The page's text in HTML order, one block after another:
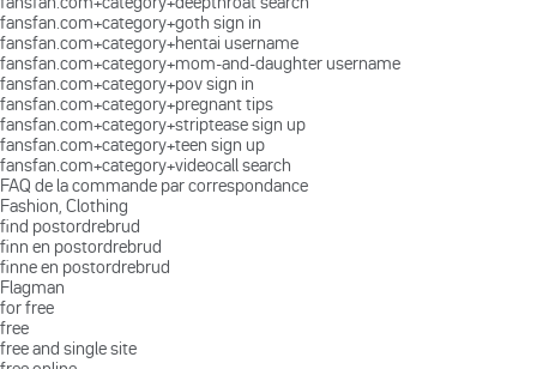
fansfan.com+category+goth sign in
fansfan.com+category+hentai username
fansfan.com+category+mom-and-daughter username
fansfan.com+category+pov sign in
fansfan.com+category+pregnant tips
fansfan.com+category+striptease sign up
fansfan.com+category+teen sign up
fansfan.com+category+videocall search
FAQ de la commande par correspondance
Fashion, Clothing
find postordrebrud
finn en postordrebrud
finne en postordrebrud
Flagman
for free
free
free and single site